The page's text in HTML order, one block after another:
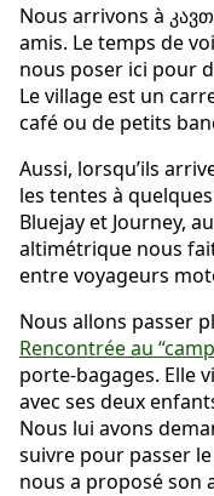
Nous arrivons à
amis. Le temps de
nous poser ici pour
Le village est un
café ou de petits
Aussi, lorsqu’ils
les tentes à
Bluejay et Journey,
altimétrique nous
entre voyageurs
Nous allons passer
Rencontrée au
porte-bagages. Elle
avec ses deux
Nous lui avons
suivre pour passer
nous a proposé son